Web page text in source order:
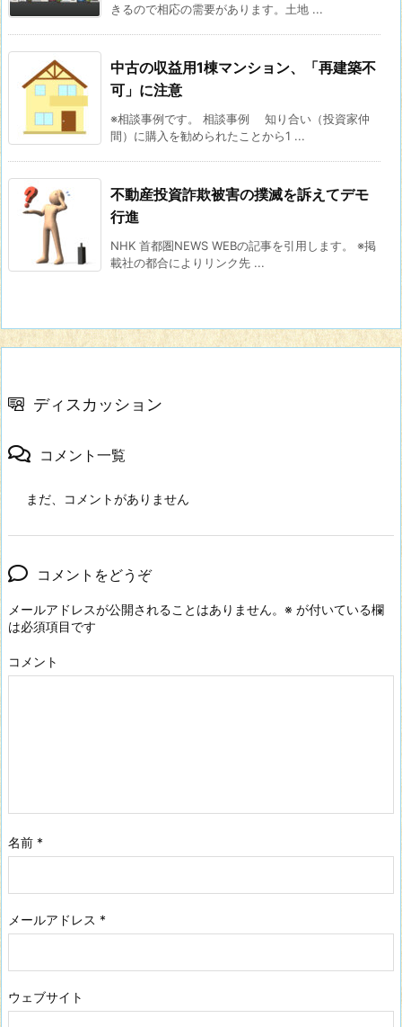
きるので相応の需要があります。土地 ...
中古の収益用1棟マンション、「再建築不
可」に注意
※相談事例です。 相談事例 知り合い（投資家仲
間）に購入を勧められたことから1 ...
不動産投資詐欺被害の撲滅を訴えてデモ
行進
NHK 首都圏NEWS WEBの記事を引用します。 ※掲
載社の都合によりリンク先 ...
ディスカッション
コメント一覧
まだ、コメントがありません
コメントをどうぞ
メールアドレスが公開されることはありません。 ※ が付いている欄
は必須項目です
コメント
名前 *
メールアドレス *
ウェブサイト